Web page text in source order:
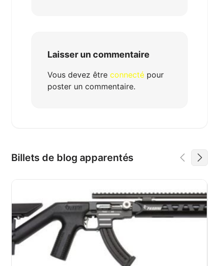
Laisser un commentaire
Vous devez être connecté pour
poster un commentaire.
Billets de blog apparentés